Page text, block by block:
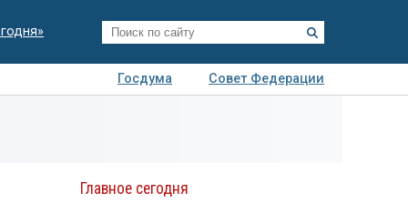
Госдума
Совет Федерации
Главное сегодня